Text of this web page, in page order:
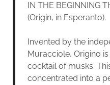
IN THE BEGINNING
(Origin, in Esperanto).
Invented by the
Muracciole, Origino
cocktail of musks.
concentrated into a